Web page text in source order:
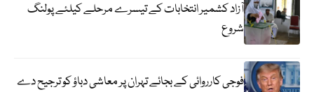
آزاد کشمیر انتخابات کے تیسرے مرحلے کیلئے پولنگ
شروع
فوجی کارروائی کے بجائے تہران پر معاشی دباؤ کو ترجیح دے